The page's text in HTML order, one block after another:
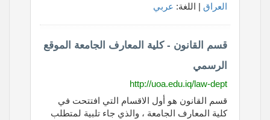
العراق | اللغة: عربي
قسم القانون - كلية المعارف الجامعة الموقع
الرسمي
http://uoa.edu.iq/law-dept
قسم القانون هو أول الاقسام التي افتتحت في
كلية المعارف الجامعة ، والذي جاء تلبية لمتطلب